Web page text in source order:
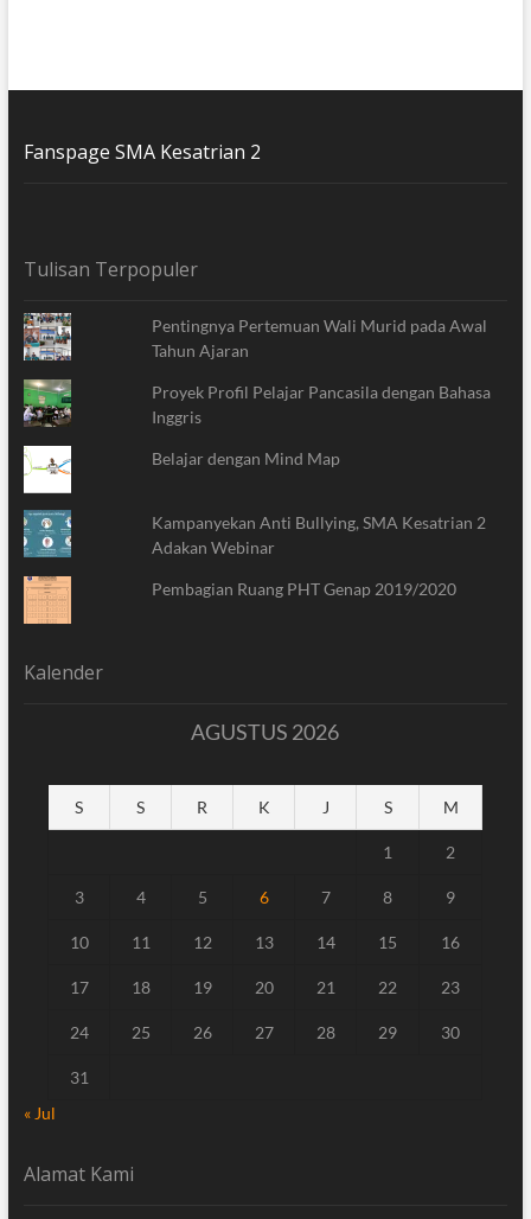
Fanspage SMA Kesatrian 2
Tulisan Terpopuler
Pentingnya Pertemuan Wali Murid pada Awal
Tahun Ajaran
Proyek Profil Pelajar Pancasila dengan Bahasa
Inggris
Belajar dengan Mind Map
Kampanyekan Anti Bullying, SMA Kesatrian 2
Adakan Webinar
Pembagian Ruang PHT Genap 2019/2020
Kalender
AGUSTUS 2026
S S R K J S M
1 2
3 4 5 6 7 8 9
10 11 12 13 14 15 16
17 18 19 20 21 22 23
24 25 26 27 28 29 30
31
« Jul
Alamat Kami